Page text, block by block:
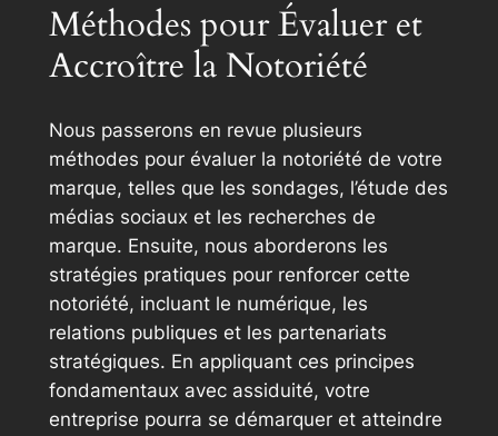
Méthodes pour Évaluer et
Accroître la Notoriété
Nous passerons en revue plusieurs
méthodes pour évaluer la notoriété de votre
marque, telles que les sondages, l’étude des
médias sociaux et les recherches de
marque. Ensuite, nous aborderons les
stratégies pratiques pour renforcer cette
notoriété, incluant le numérique, les
relations publiques et les partenariats
stratégiques. En appliquant ces principes
fondamentaux avec assiduité, votre
entreprise pourra se démarquer et atteindre